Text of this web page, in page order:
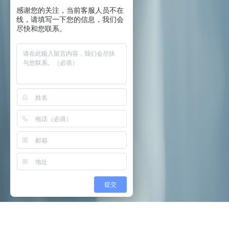
Prev Case
感谢您的关注，当前客服人员不在
线，请填写一下您的信息，我们会
尽快和您联系。
提交